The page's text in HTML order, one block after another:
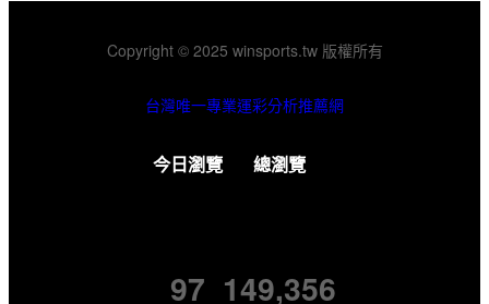
Copyright © 2025 winsports.tw 版權所有
台灣唯一專業運彩分析推薦網
今日瀏覽
97
總瀏覽
149,356